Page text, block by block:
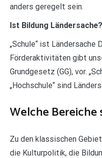
anders geregelt sein.
Ist Bildung Ländersache?
„Schule“ ist Ländersache
Förderaktivitäten gibt
Grundgesetz (GG), vor.
„Hochschule“ sind
Welche Bereiche
Zu den klassischen
die Kulturpolitik, die